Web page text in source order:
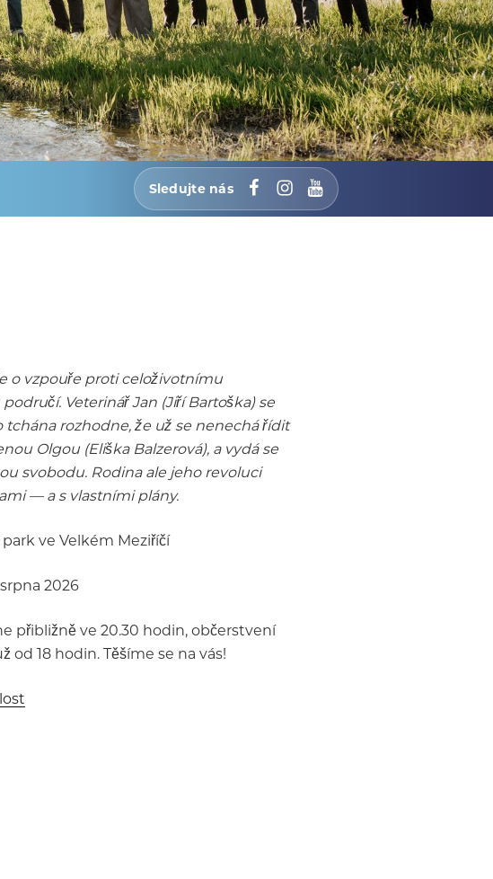
Sledujte nás Facebook
Instagram
YouTube
o vzpouře proti celoživotnímu
Veterinář Jan (Jiří Bartoška) se
tchána rozhodne, že už se nenechá řídit
Olgou (Eliška Balzerová), a vydá se
svobodu. Rodina ale jeho revoluci
— a s vlastními plány.
ve Velkém Meziříčí
2026
přibližně ve 20.30 hodin, občerstvení
od 18 hodin. Těšíme se na vás!